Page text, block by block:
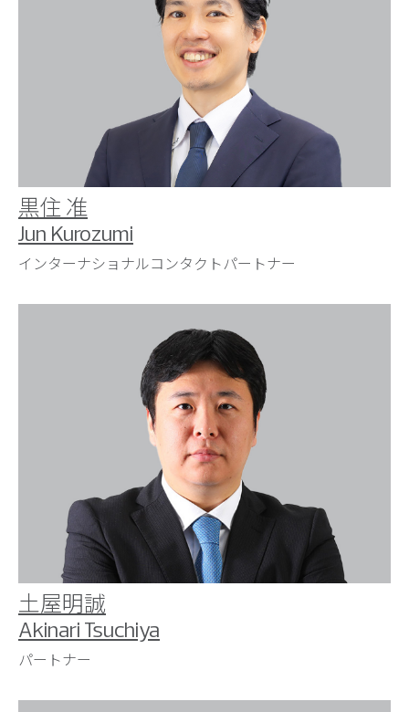
黒住 准
Jun Kurozumi
インターナショナルコンタクトパートナー
土屋明誠
Akinari Tsuchiya
パートナー